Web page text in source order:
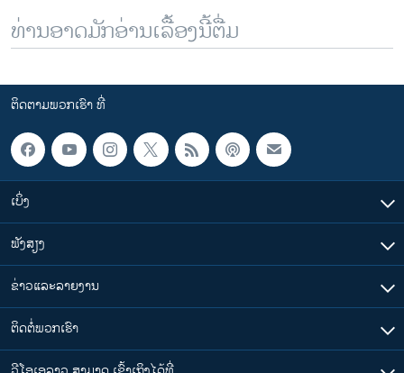
ທ່ານອາດມັກອ່ານເລື້ອງນີ້ຕື່ມ
ຕິດຕາມພວກເຮົາ ທີ່
ເບິ່ງ
ຟັງສຽງ
ຂ່າວແລະລາຍງານ
ຕິດຕໍ່ພວກເຮົາ